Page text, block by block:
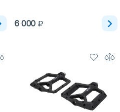
6 000